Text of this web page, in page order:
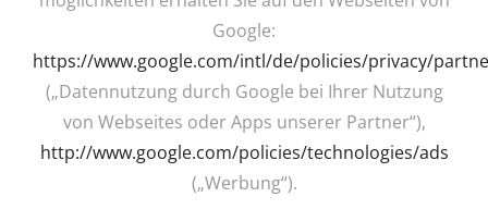
Google:
https://www.google.com/intl/de/policies/privacy/
(„Datennutzung durch Google bei Ihrer Nutzung
von Webseites oder Apps unserer Partner“),
http://www.google.com/policies/technologies/ads
(„Werbung“).